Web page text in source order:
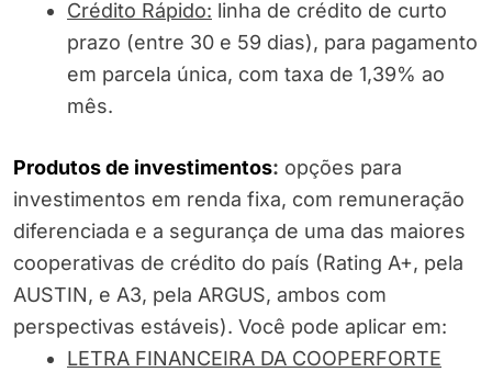
Crédito Rápido: linha de crédito de curto
prazo (entre 30 e 59 dias), para pagamento
em parcela única, com taxa de 1,39% ao
mês.
Produtos de investimentos: opções para
investimentos em renda fixa, com remuneração
diferenciada e a segurança de uma das maiores
cooperativas de crédito do país (Rating A+, pela
AUSTIN, e A3, pela ARGUS, ambos com
perspectivas estáveis). Você pode aplicar em:
LETRA FINANCEIRA DA COOPERFORTE